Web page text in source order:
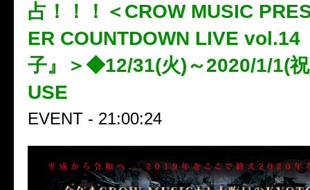
占！！！＜CROW MUSIC
ER COUNTDOWN LIVE vol.14
子』＞◆12/31(火)～2020/1/1(
USE
EVENT - 21:00:24